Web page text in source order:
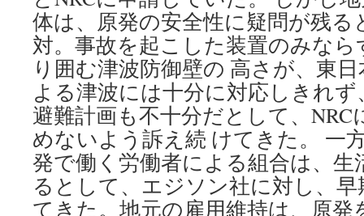
体は、原発の安全性に疑問が残る
対。事故を起こした装置のみな
り囲む津波防御壁の 高さが、東
よる津波には十分に対応しきれ
避難計画も不十分だとして、
めないよう訴え続 けてきた。 一
発で働く労働者による組合は、
るとして、エジソン社に対し、
てきた。地元の雇用維持は、原発